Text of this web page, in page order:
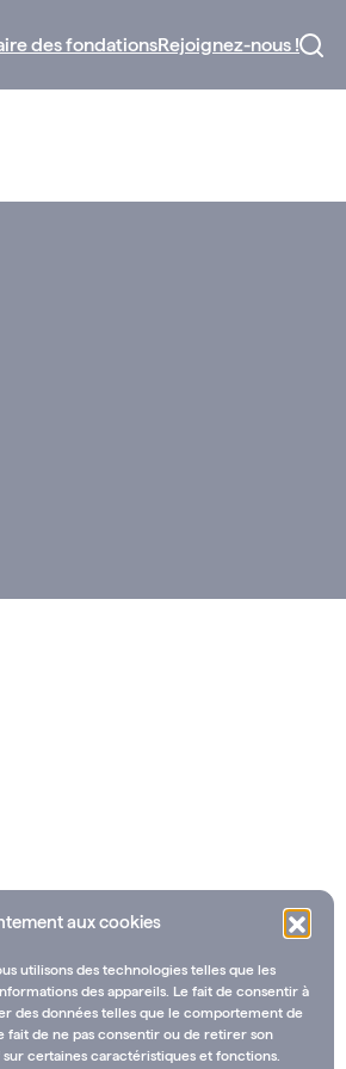
aux cookies
utilisons des technologies telles que les
des appareils. Le fait de consentir à
des données telles que le comportement de
fait de ne pas consentir ou de retirer son
certaines caractéristiques et fonctions.
des fondationsRejoignez-nous !